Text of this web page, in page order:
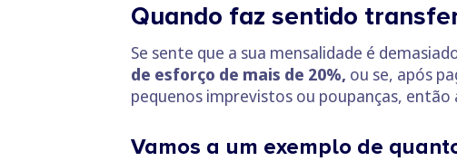
Quando faz sentido
Se sente que a sua mensalidade é
de esforço de mais de 20%, ou se, após
pequenos imprevistos ou poupanças, então
Vamos a um exemplo de